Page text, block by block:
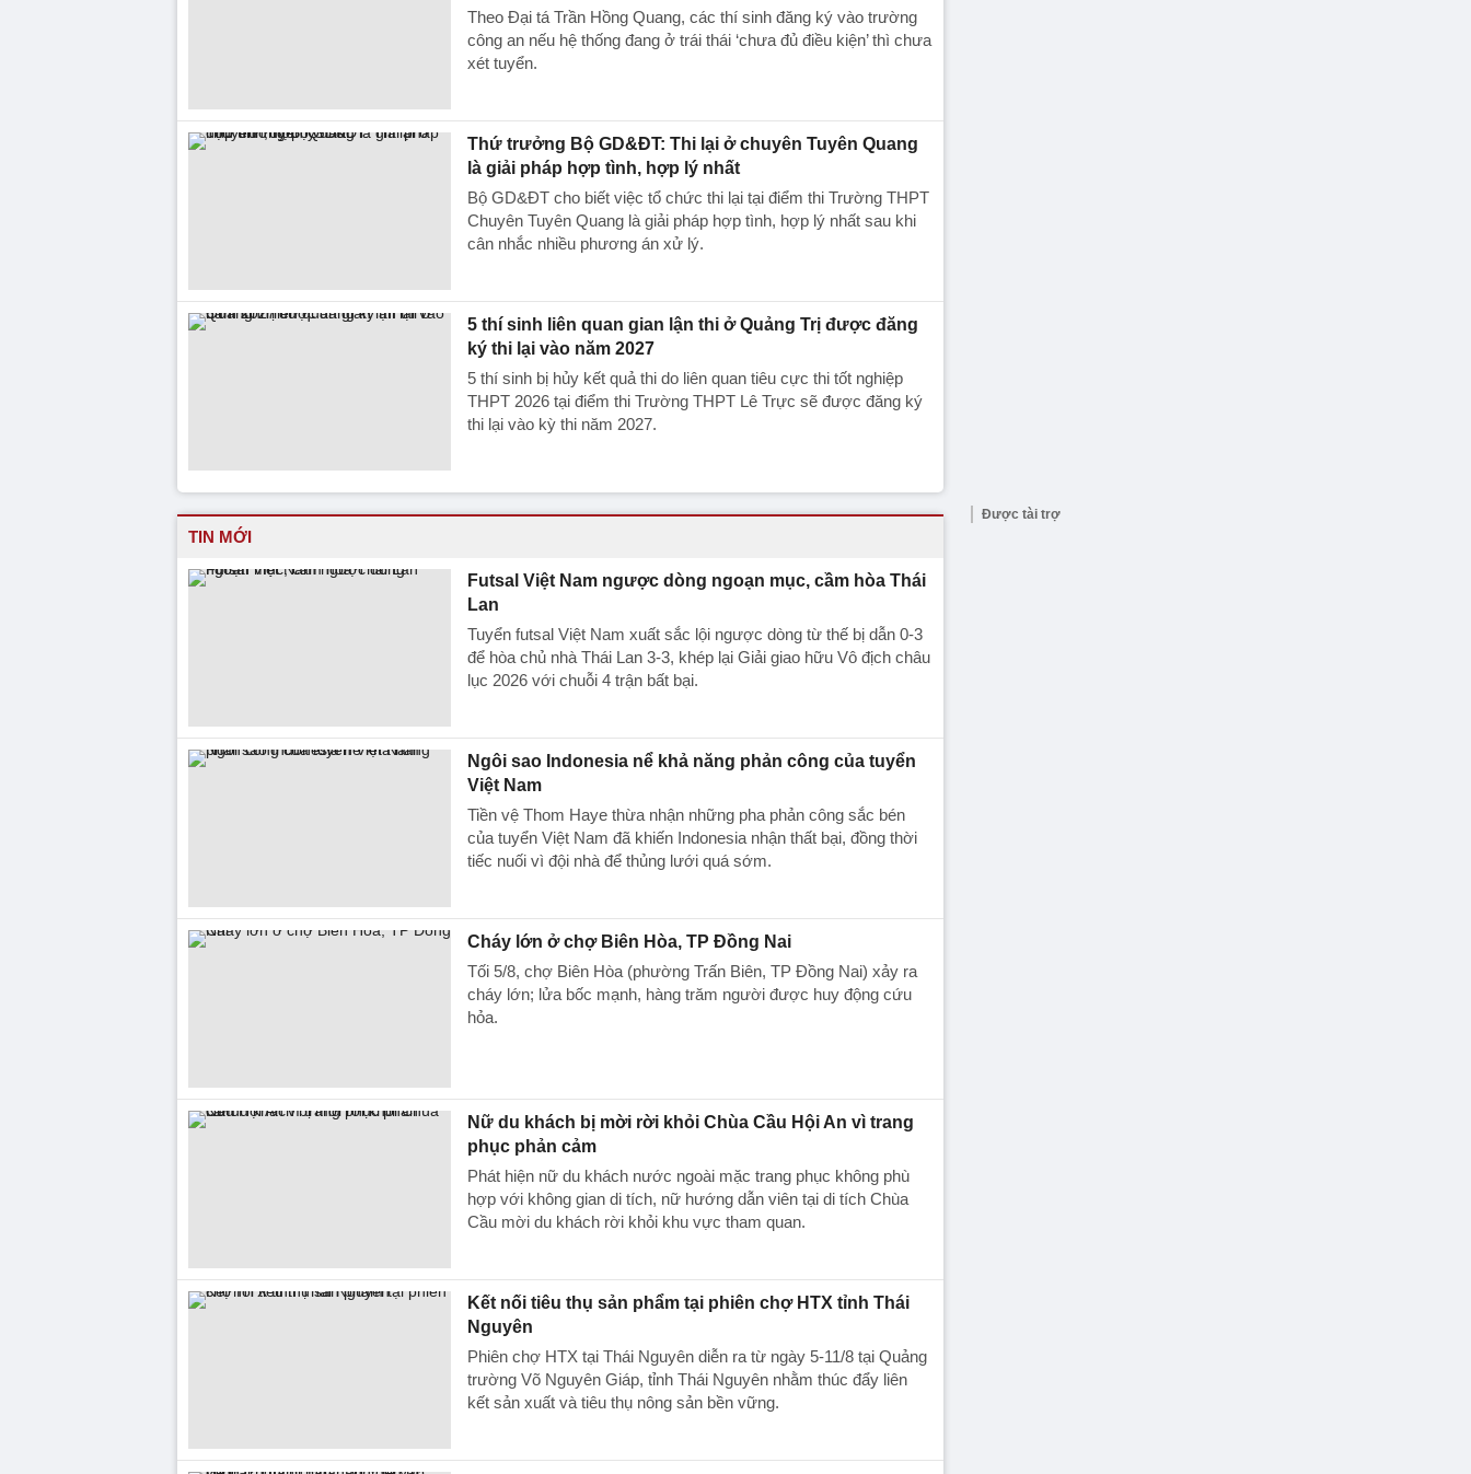
Theo Đại tá Trần Hồng Quang, các thí sinh đăng ký vào trường
công an nếu hệ thống đang ở trái thái ‘chưa đủ điều kiện’ thì chưa
xét tuyển.
Thứ trưởng Bộ GD&ĐT: Thi lại ở chuyên Tuyên Quang
là giải pháp hợp tình, hợp lý nhất
Bộ GD&ĐT cho biết việc tổ chức thi lại tại điểm thi Trường THPT
Chuyên Tuyên Quang là giải pháp hợp tình, hợp lý nhất sau khi
cân nhắc nhiều phương án xử lý.
5 thí sinh liên quan gian lận thi ở Quảng Trị được đăng
ký thi lại vào năm 2027
5 thí sinh bị hủy kết quả thi do liên quan tiêu cực thi tốt nghiệp
THPT 2026 tại điểm thi Trường THPT Lê Trực sẽ được đăng ký
thi lại vào kỳ thi năm 2027.
TIN MỚI
Futsal Việt Nam ngược dòng ngoạn mục, cầm hòa Thái
Lan
Tuyển futsal Việt Nam xuất sắc lội ngược dòng từ thế bị dẫn 0-3
để hòa chủ nhà Thái Lan 3-3, khép lại Giải giao hữu Vô địch châu
lục 2026 với chuỗi 4 trận bất bại.
Ngôi sao Indonesia nể khả năng phản công của tuyển
Việt Nam
Tiền vệ Thom Haye thừa nhận những pha phản công sắc bén
của tuyển Việt Nam đã khiến Indonesia nhận thất bại, đồng thời
tiếc nuối vì đội nhà để thủng lưới quá sớm.
Cháy lớn ở chợ Biên Hòa, TP Đồng Nai
Tối 5/8, chợ Biên Hòa (phường Trấn Biên, TP Đồng Nai) xảy ra
cháy lớn; lửa bốc mạnh, hàng trăm người được huy động cứu
hỏa.
Nữ du khách bị mời rời khỏi Chùa Cầu Hội An vì trang
phục phản cảm
Phát hiện nữ du khách nước ngoài mặc trang phục không phù
hợp với không gian di tích, nữ hướng dẫn viên tại di tích Chùa
Cầu mời du khách rời khỏi khu vực tham quan.
Kết nối tiêu thụ sản phẩm tại phiên chợ HTX tỉnh Thái
Nguyên
Phiên chợ HTX tại Thái Nguyên diễn ra từ ngày 5-11/8 tại Quảng
trường Võ Nguyên Giáp, tỉnh Thái Nguyên nhằm thúc đẩy liên
kết sản xuất và tiêu thụ nông sản bền vững.
Được tài trợ